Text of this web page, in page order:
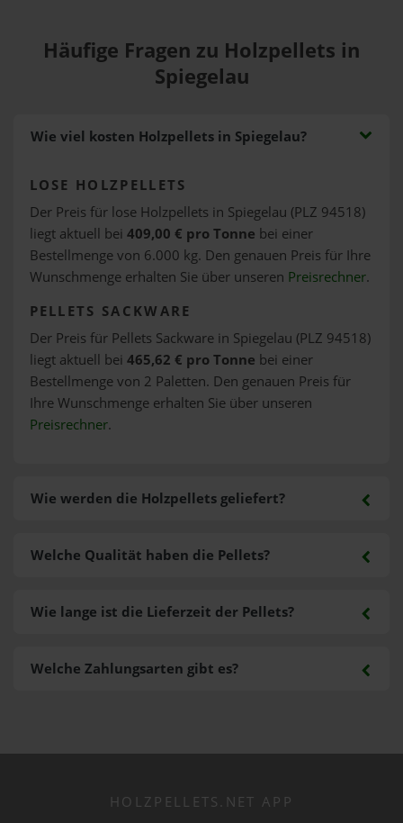
Häufige Fragen zu Holzpellets in
Spiegelau
Wie viel kosten Holzpellets in Spiegelau?
LOSE HOLZPELLETS
Der Preis für lose Holzpellets in Spiegelau (PLZ 94518)
liegt aktuell bei 409,00 € pro Tonne bei einer
Bestellmenge von 6.000 kg. Den genauen Preis für Ihre
Wunschmenge erhalten Sie über unseren Preisrechner.
PELLETS SACKWARE
Der Preis für Pellets Sackware in Spiegelau (PLZ 94518)
liegt aktuell bei 465,62 € pro Tonne bei einer
Bestellmenge von 2 Paletten. Den genauen Preis für
Ihre Wunschmenge erhalten Sie über unseren
Preisrechner.
Wie werden die Holzpellets geliefert?
Welche Zahlungsarten gibt es?
Welche Qualität haben die Pellets?
Wie lange ist die Lieferzeit der Pellets?
HOLZPELLETS.NET APP